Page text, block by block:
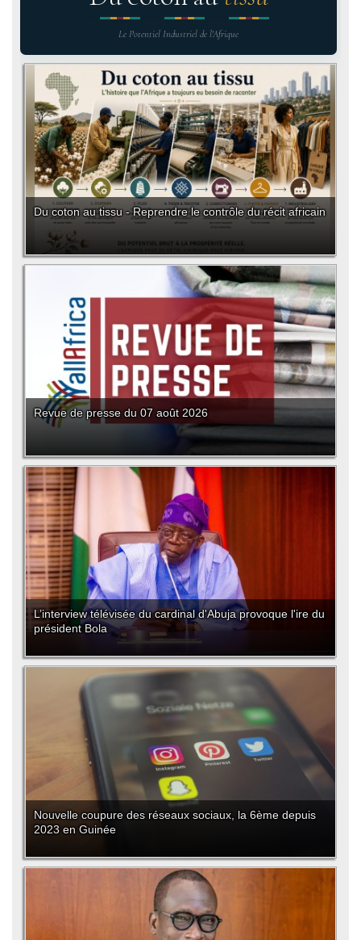
Le Potentiel Industriel de l'Afrique
Du coton au tissu - Reprendre le contrôle du récit africain
Revue de presse du 07 août 2026
L’interview télévisée du cardinal d'Abuja provoque l'ire du
président Bola
Nouvelle coupure des réseaux sociaux, la 6ème depuis
2023 en Guinée